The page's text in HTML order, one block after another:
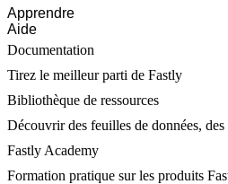
Apprendre
Aide
Documentation
Tirez le meilleur parti de Fastly
Bibliothèque de ressources
Découvrir des feuilles de données,
Fastly Academy
Formation pratique sur les produits